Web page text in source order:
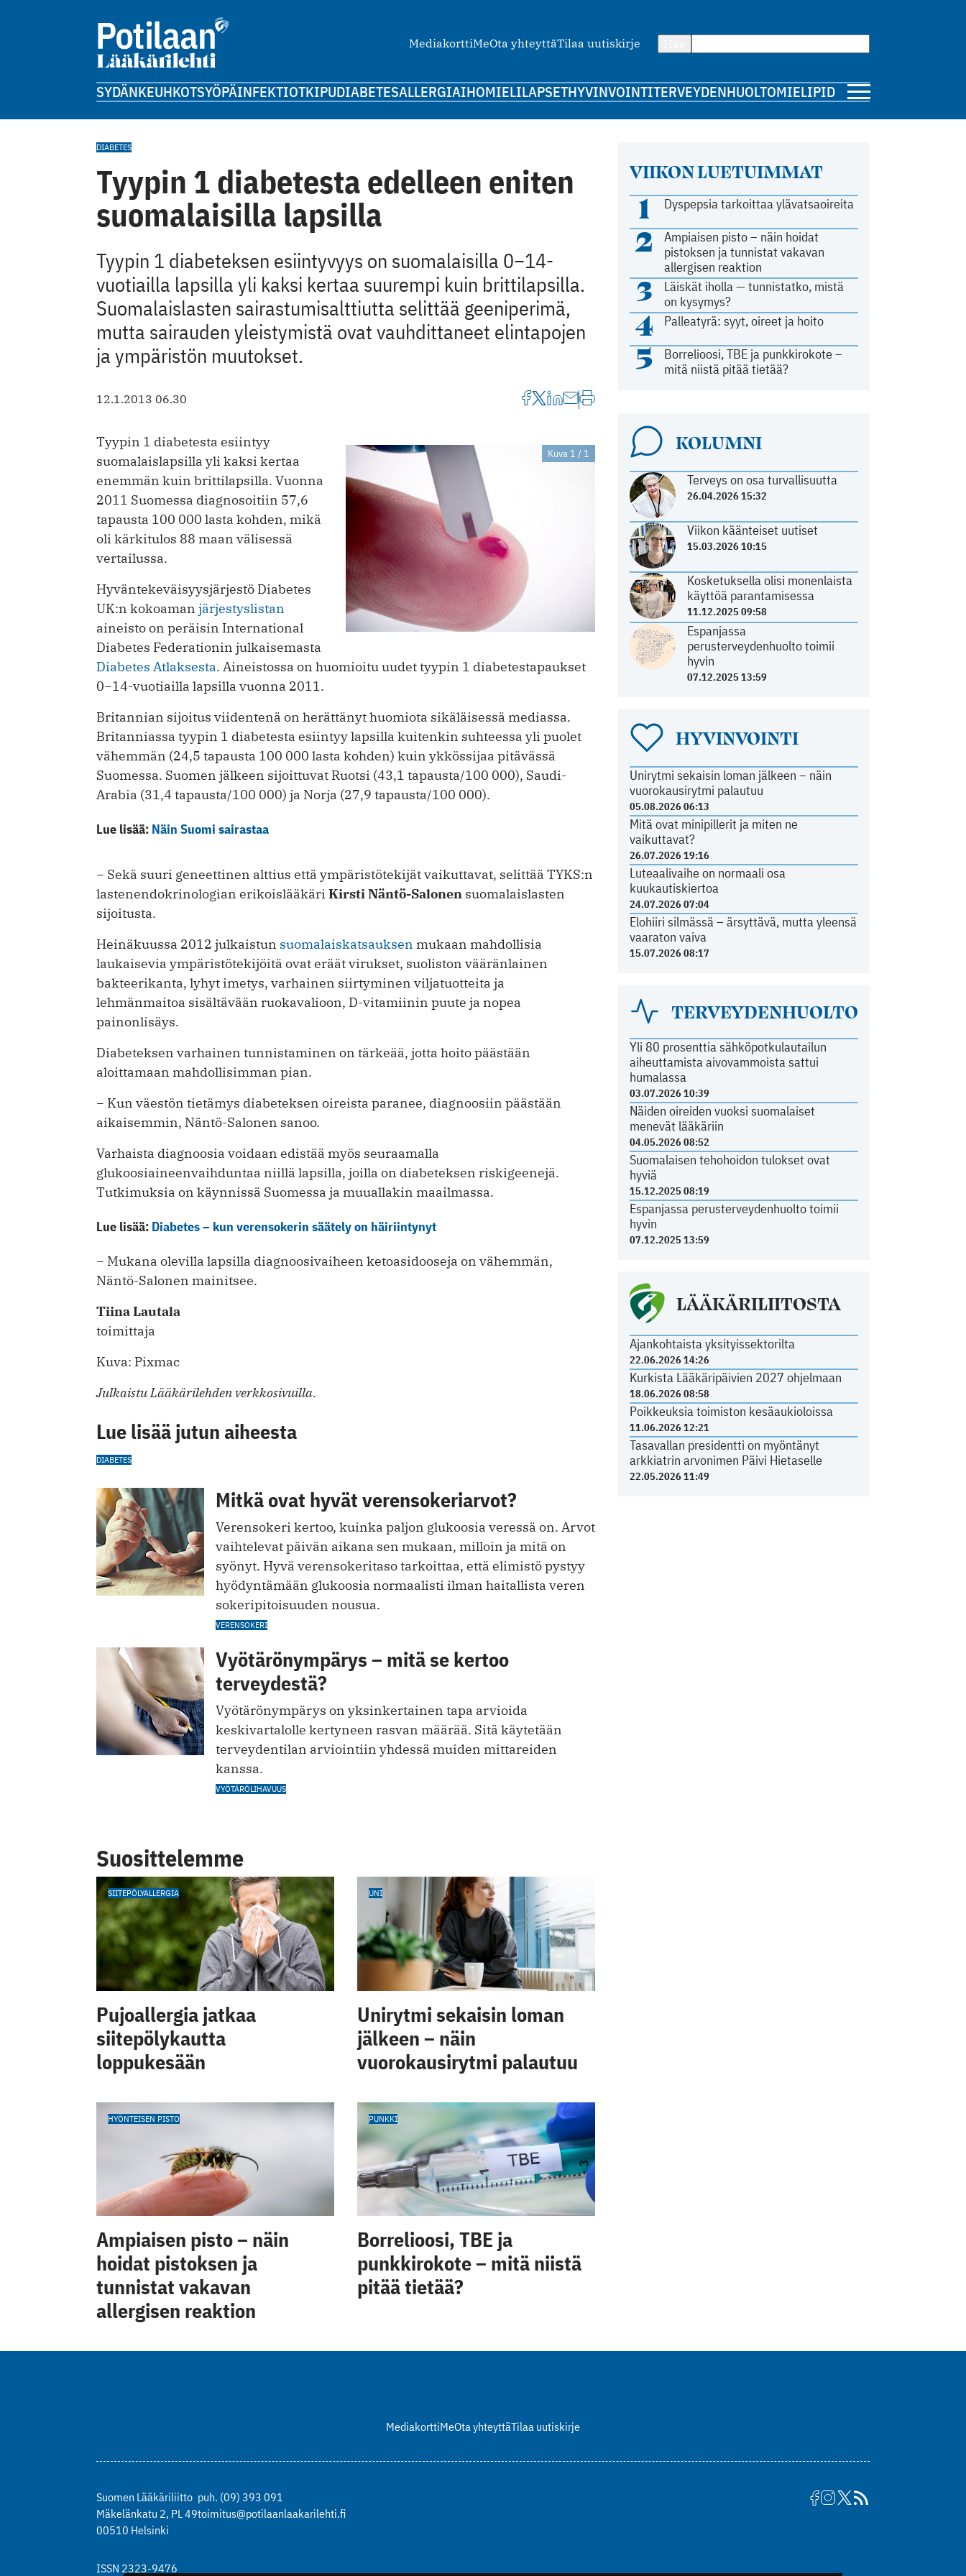
MediakorttiMeOta yhteyttäTilaa uutiskirje
SYDÄNKEUHKOTSYÖPÄINFEKTIOTKIPUDIABETESALLERGIAIHOMIELILAPSETHYVINVOINTITERVEYDENHUOLTOMIELIPIDE
VIIKON LUETUIMMAT
1 Dyspepsia tarkoittaa ylävatsaoireita
2
Ampiaisen pisto – näin hoidat
pistoksen ja tunnistat vakavan
allergisen reaktion
3
Läiskät iholla — tunnistatko, mistä
on kysymys?
4 Palleatyrä: syyt, oireet ja hoito
5
Borrelioosi, TBE ja punkkirokote –
mitä niistä pitää tietää?
KOLUMNI
Terveys on osa turvallisuutta
26.04.2026 15:32
Viikon käänteiset uutiset
15.03.2026 10:15
Kosketuksella olisi monenlaista
käyttöä parantamisessa
11.12.2025 09:58
Espanjassa
perusterveydenhuolto toimii
hyvin
07.12.2025 13:59
HYVINVOINTI
Unirytmi sekaisin loman jälkeen – näin
vuorokausirytmi palautuu
05.08.2026 06:13
Mitä ovat minipillerit ja miten ne
vaikuttavat?
26.07.2026 19:16
Luteaalivaihe on normaali osa
kuukautiskiertoa
24.07.2026 07:04
Elohiiri silmässä – ärsyttävä, mutta yleensä
vaaraton vaiva
15.07.2026 08:17
TERVEYDENHUOLTO
Yli 80 prosenttia sähköpotkulautailun
aiheuttamista aivovammoista sattui
humalassa
03.07.2026 10:39
Näiden oireiden vuoksi suomalaiset
menevät lääkäriin
04.05.2026 08:52
Suomalaisen tehohoidon tulokset ovat
hyviä
15.12.2025 08:19
Espanjassa perusterveydenhuolto toimii
hyvin
07.12.2025 13:59
LÄÄKÄRILIITOSTA
Ajankohtaista yksityissektorilta
22.06.2026 14:26
Kurkista Lääkäripäivien 2027 ohjelmaan
18.06.2026 08:58
Poikkeuksia toimiston kesäaukioloissa
11.06.2026 12:21
Tasavallan presidentti on myöntänyt
arkkiatrin arvonimen Päivi Hietaselle
22.05.2026 11:49
DIABETES
Tyypin 1 diabetesta edelleen eniten
suomalaisilla lapsilla
Tyypin 1 diabeteksen esiintyvyys on suomalaisilla 0−14-
vuotiailla lapsilla yli kaksi kertaa suurempi kuin brittilapsilla.
Suomalaislasten sairastumisalttiutta selittää geeniperimä,
mutta sairauden yleistymistä ovat vauhdittaneet elintapojen
ja ympäristön muutokset.
12.1.2013 06.30
Kuva 1 / 1
Tyypin 1 diabetesta esiintyy
suomalaislapsilla yli kaksi kertaa
enemmän kuin brittilapsilla. Vuonna
2011 Suomessa diagnosoitiin 57,6
tapausta 100 000 lasta kohden, mikä
oli kärkitulos 88 maan välisessä
vertailussa.
Hyväntekeväisyysjärjestö Diabetes
UK:n kokoaman järjestyslistan
aineisto on peräisin International
Diabetes Federationin julkaisemasta
Diabetes Atlaksesta. Aineistossa on huomioitu uudet tyypin 1 diabetestapaukset
0−14-vuotiailla lapsilla vuonna 2011.
Britannian sijoitus viidentenä on herättänyt huomiota sikäläisessä mediassa.
Britanniassa tyypin 1 diabetesta esiintyy lapsilla kuitenkin suhteessa yli puolet
vähemmän (24,5 tapausta 100 000 lasta kohden) kuin ykkössijaa pitävässä
Suomessa. Suomen jälkeen sijoittuvat Ruotsi (43,1 tapausta/100 000), Saudi-
Arabia (31,4 tapausta/100 000) ja Norja (27,9 tapausta/100 000).
Lue lisää: Näin Suomi sairastaa
− Sekä suuri geneettinen alttius että ympäristötekijät vaikuttavat, selittää TYKS:n
lastenendokrinologian erikoislääkäri Kirsti Näntö-Salonen suomalaislasten
sijoitusta.
Heinäkuussa 2012 julkaistun suomalaiskatsauksen mukaan mahdollisia
laukaisevia ympäristötekijöitä ovat eräät virukset, suoliston vääränlainen
bakteerikanta, lyhyt imetys, varhainen siirtyminen viljatuotteita ja
lehmänmaitoa sisältävään ruokavalioon, D-vitamiinin puute ja nopea
painonlisäys.
Diabeteksen varhainen tunnistaminen on tärkeää, jotta hoito päästään
aloittamaan mahdollisimman pian.
− Kun väestön tietämys diabeteksen oireista paranee, diagnoosiin päästään
aikaisemmin, Näntö-Salonen sanoo.
Varhaista diagnoosia voidaan edistää myös seuraamalla
glukoosiaineenvaihduntaa niillä lapsilla, joilla on diabeteksen riskigeenejä.
Tutkimuksia on käynnissä Suomessa ja muuallakin maailmassa.
Lue lisää: Diabetes – kun verensokerin säätely on häiriintynyt
− Mukana olevilla lapsilla diagnoosivaiheen ketoasidooseja on vähemmän,
Näntö-Salonen mainitsee.
Tiina Lautala
toimittaja
Kuva: Pixmac
Julkaistu Lääkärilehden verkkosivuilla.
Lue lisää jutun aiheesta
DIABETES
Mitkä ovat hyvät verensokeriarvot?
Verensokeri kertoo, kuinka paljon glukoosia veressä on. Arvot
vaihtelevat päivän aikana sen mukaan, milloin ja mitä on
syönyt. Hyvä verensokeritaso tarkoittaa, että elimistö pystyy
hyödyntämään glukoosia normaalisti ilman haitallista veren
sokeripitoisuuden nousua.
VERENSOKERI
Vyötärönympärys – mitä se kertoo
terveydestä?
Vyötärönympärys on yksinkertainen tapa arvioida
keskivartalolle kertyneen rasvan määrää. Sitä käytetään
terveydentilan arviointiin yhdessä muiden mittareiden
kanssa.
VYÖTÄRÖLIHAVUUS
Suosittelemme
SIITEPÖLYALLERGIA
Pujoallergia jatkaa
siitepölykautta
loppukesään
UNI
Unirytmi sekaisin loman
jälkeen – näin
vuorokausirytmi palautuu
HYÖNTEISEN PISTO
Ampiaisen pisto – näin
hoidat pistoksen ja
tunnistat vakavan
allergisen reaktion
PUNKKI
Borrelioosi, TBE ja
punkkirokote – mitä niistä
pitää tietää?
MediakorttiMeOta yhteyttäTilaa uutiskirje
Suomen Lääkäriliitto
Mäkelänkatu 2, PL 49
00510 Helsinki
puh. (09) 393 091
toimitus@potilaanlaakarilehti.fi
ISSN 2323-9476